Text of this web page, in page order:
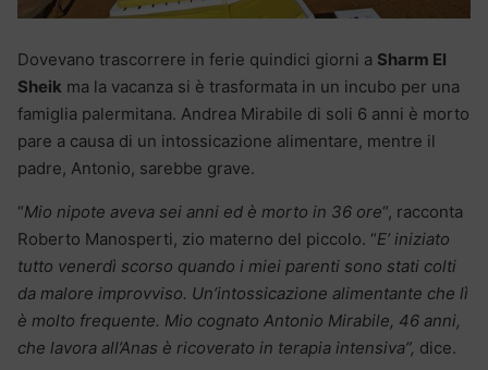
Dovevano trascorrere in ferie quindici giorni a Sharm El
Sheik ma la vacanza si è trasformata in un incubo per una
famiglia palermitana. Andrea Mirabile di soli 6 anni è morto
pare a causa di un intossicazione alimentare, mentre il
padre, Antonio, sarebbe grave.
“Mio nipote aveva sei anni ed è morto in 36 ore“, racconta
Roberto Manosperti, zio materno del piccolo. “E’ iniziato
tutto venerdì scorso quando i miei parenti sono stati colti
da malore improvviso. Un’intossicazione alimentante che lì
è molto frequente. Mio cognato Antonio Mirabile, 46 anni,
che lavora all’Anas è ricoverato in terapia intensiva”, dice.